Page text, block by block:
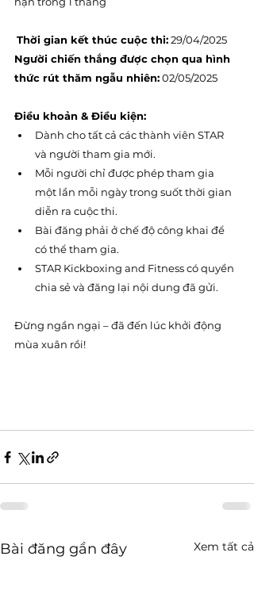
Thời gian kết thúc cuộc thi: 29/04/2025
Người chiến thắng được chọn qua hình
thức rút thăm ngẫu nhiên: 02/05/2025
Điều khoản & Điều kiện:
Dành cho tất cả các thành viên STAR
và người tham gia mới.
Mỗi người chỉ được phép tham gia
một lần mỗi ngày trong suốt thời gian
diễn ra cuộc thi.
Bài đăng phải ở chế độ công khai để
có thể tham gia.
STAR Kickboxing and Fitness có quyền
chia sẻ và đăng lại nội dung đã gửi.
Đừng ngần ngại – đã đến lúc khởi động
mùa xuân rồi!
Bài đăng gần đây Xem tất cả